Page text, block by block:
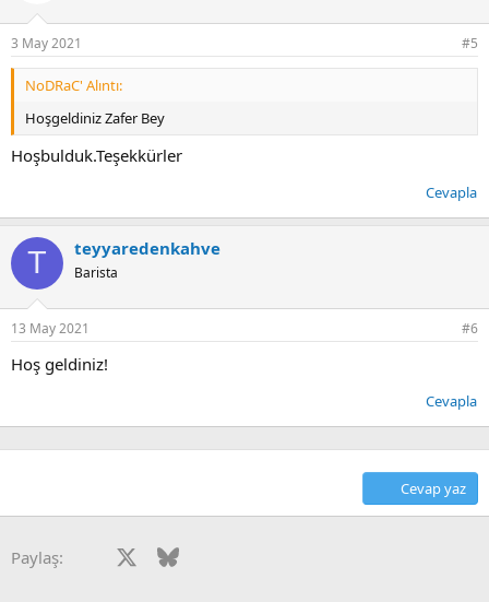
3 May 2021 #5
NoDRaC' Alıntı:
Hoşgeldiniz Zafer Bey
Hoşbulduk.Teşekkürler
Cevapla
T teyyaredenkahve
Barista
13 May 2021 #6
Hoş geldiniz!
Cevapla
Cevap yaz
Paylaş: Facebook Bluesky